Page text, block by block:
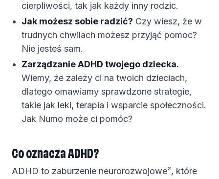
cierpliwości, tak jak każdy inny rodzic.
Jak możesz sobie radzić? Czy wiesz, że w
trudnych chwilach możesz przyjąć pomoc?
Nie jesteś sam.
Zarządzanie ADHD twojego dziecka.
Wiemy, że zależy ci na twoich dzieciach,
dlatego omawiamy sprawdzone strategie,
takie jak leki, terapia i wsparcie społeczności.
Jak Numo może ci pomóc?
Co oznacza ADHD?
ADHD to zaburzenie neurorozwojowe², które